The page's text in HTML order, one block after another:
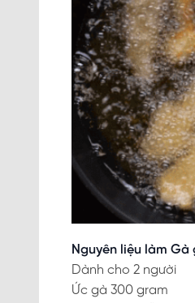
Nguyên liệu làm
Dành cho 2 người
Ức gà 300 gram